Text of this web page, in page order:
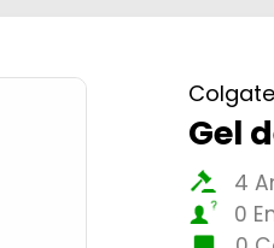
Colgate
Gel
4
0